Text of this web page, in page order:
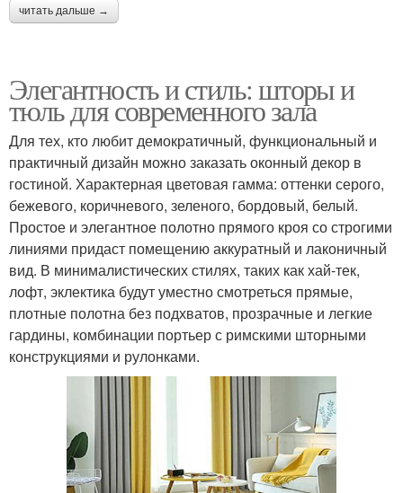
читать дальше →
Элегантность и стиль: шторы и
тюль для современного зала
Для тех, кто любит демократичный, функциональный и
практичный дизайн можно заказать оконный декор в
гостиной. Характерная цветовая гамма: оттенки серого,
бежевого, коричневого, зеленого, бордовый, белый.
Простое и элегантное полотно прямого кроя со строгими
линиями придаст помещению аккуратный и лаконичный
вид. В минималистических стилях, таких как хай-тек,
лофт, эклектика будут уместно смотреться прямые,
плотные полотна без подхватов, прозрачные и легкие
гардины, комбинации портьер с римскими шторными
конструкциями и рулонками.